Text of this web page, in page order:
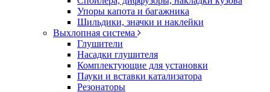
Упоры капота и багажника
Шильдики, значки и наклейки
Выхлопная система
Глушители
Насадки глушителя
Комплектующие для установки
Пауки и вставки катализатора
Резонаторы